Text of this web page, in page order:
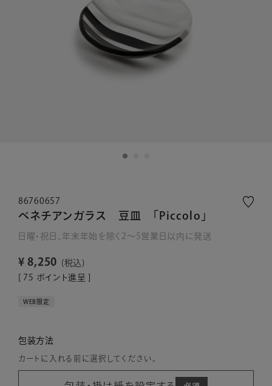
86760657
ベネチアンガラス 豆皿 「Piccolo」
日曜・祝日、年末年始を除く2～5営業日以内に発送
¥ 8,250
税込
75 ポイント進呈 ]
WEB限定
包装方法
カートに入れる前に選択してください。